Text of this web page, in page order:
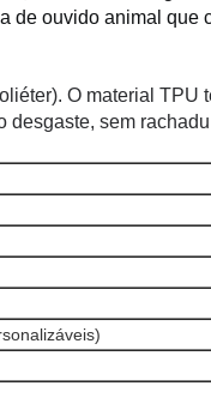
de ouvido animal que
O material TPU
sem